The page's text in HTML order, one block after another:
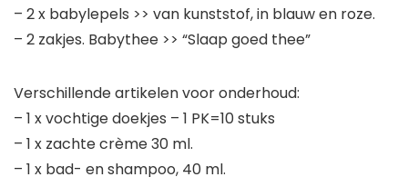
– 2 x babylepels >> van kunststof, in blauw en roze.
– 2 zakjes. Babythee >> “Slaap goed thee”
Verschillende artikelen voor onderhoud:
– 1 x vochtige doekjes – 1 PK=10 stuks
– 1 x zachte crème 30 ml.
– 1 x bad- en shampoo, 40 ml.